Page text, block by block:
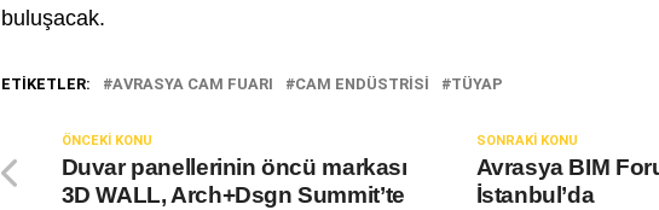
buluşacak.
ETIKETLER: AVRASYA CAM FUARI CAM ENDÜSTRISI TÜYAP
SONRAKI KONU
Avrasya BIM
İstanbul’da
ÖNCEKI KONU
Duvar panellerinin öncü markası
3D WALL, Arch+Dsgn Summit’te